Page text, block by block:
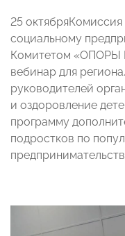
25 октября
социальному
Комитетом «ОПОРЫ
вебинар для
руководителей
и оздоровление
программу
подростков по